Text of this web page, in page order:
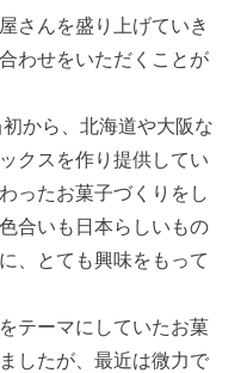
さんを盛り上げていき
わせをいただくことが
から、北海道や大阪な
クスを作り提供してい
ったお菓子づくりをし
合いも日本らしいもの
、とても興味をもって
テーマにしていたお菓
したが、最近は微力で